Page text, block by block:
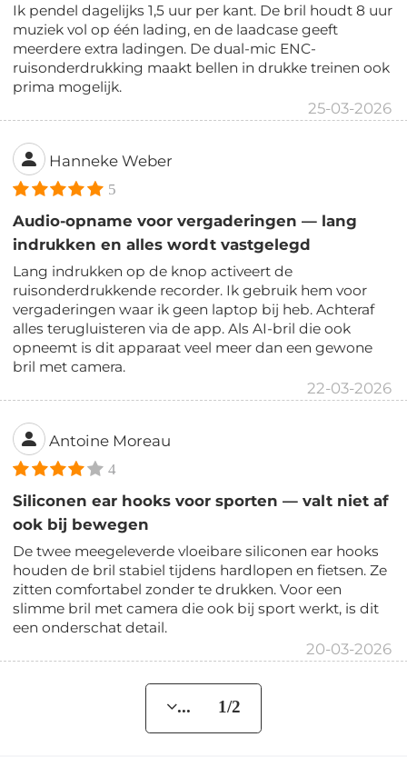
Ik pendel dagelijks 1,5 uur per kant. De bril houdt 8 uur
muziek vol op één lading, en de laadcase geeft
meerdere extra ladingen. De dual-mic ENC-
ruisonderdrukking maakt bellen in drukke treinen ook
prima mogelijk.
25-03-2026
Hanneke Weber
5
Audio-opname voor vergaderingen — lang
indrukken en alles wordt vastgelegd
Lang indrukken op de knop activeert de
ruisonderdrukkende recorder. Ik gebruik hem voor
vergaderingen waar ik geen laptop bij heb. Achteraf
alles terugluisteren via de app. Als AI-bril die ook
opneemt is dit apparaat veel meer dan een gewone
bril met camera.
22-03-2026
Antoine Moreau
4
Siliconen ear hooks voor sporten — valt niet af
ook bij bewegen
De twee meegeleverde vloeibare siliconen ear hooks
houden de bril stabiel tijdens hardlopen en fietsen. Ze
zitten comfortabel zonder te drukken. Voor een
slimme bril met camera die ook bij sport werkt, is dit
een onderschat detail.
20-03-2026
... 1/2